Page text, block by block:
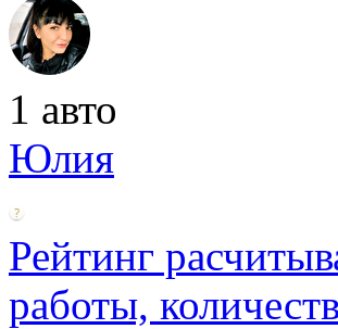
1 авто
Юлия
Рейтинг
работы,